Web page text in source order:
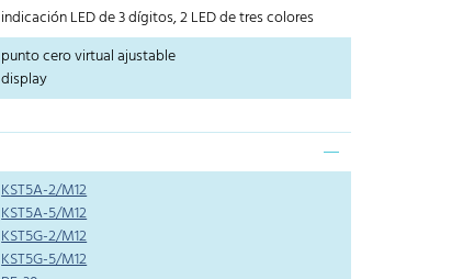
indicación LED de 3 dígitos, 2 LED de tres colores
punto cero virtual ajustable
display
KST5A-2/M12
KST5A-5/M12
KST5G-2/M12
KST5G-5/M12